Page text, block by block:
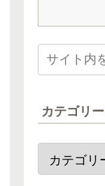
カテゴリー